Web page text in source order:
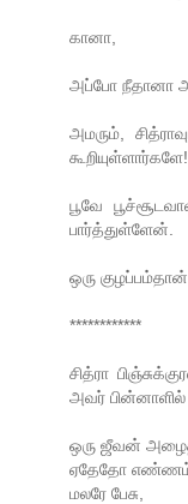
கானா,
அப்போ நீதானா
அமரும்,
கூறியுள்ளார்களே!
பூவே
பார்த்துள்ளேன்.
ஒரு குழப்பம்தான்.
************
சித்ரா
அவர் பின்னாளில்
ஒரு ஜீவன்
ஏதேதோ எண்ணம்
மலரே பேசு,